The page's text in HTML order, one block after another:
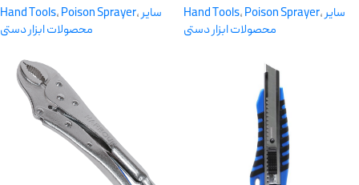
Hand Tools,Poison Sprayer,سایر
محصولات ابزار دستی
Hand Tools,Poison Sprayer,سایر
محصولات ابزار دستی